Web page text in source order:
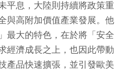
平息，大陸則持續將政策重
與高附加價值產業發展。他
最大的特色，在於將「安全
經濟成長之上，也因此帶動
產品快速擴張，並引發歐美